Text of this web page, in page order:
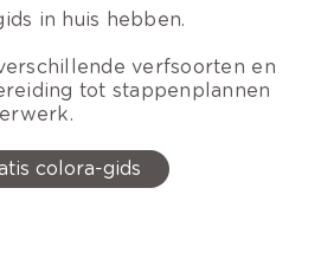
in huis hebben.
verfsoorten en
tot stappenplannen
colora-gids